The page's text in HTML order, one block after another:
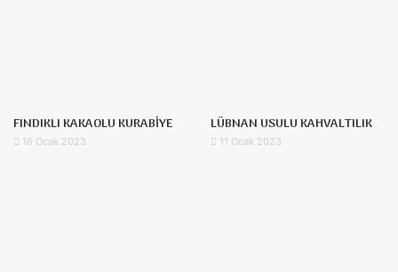
FINDIKLI KAKAOLU KURABİYE
16 Ocak 2023
LÜBNAN USULU KAHVALTILIK
11 Ocak 2023